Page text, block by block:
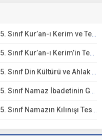
5. Sınıf Kur’an-ı Kerim ve Temel Özellikleri Testi – Online Çöz
5. Sınıf Kur’an-ı Kerim’in Temel Özellikleri ve Önemi Testi – Online Çöz
5. Sınıf Din Kültürü ve Ahlak Bilgisi 2. Ünite: Namaz İbadeti Çalışmaları
5. Sınıf Namaz İbadetinin Getirdiği Faydalar Testi
5. Sınıf Namazın Kılınışı Testi – Online Çöz